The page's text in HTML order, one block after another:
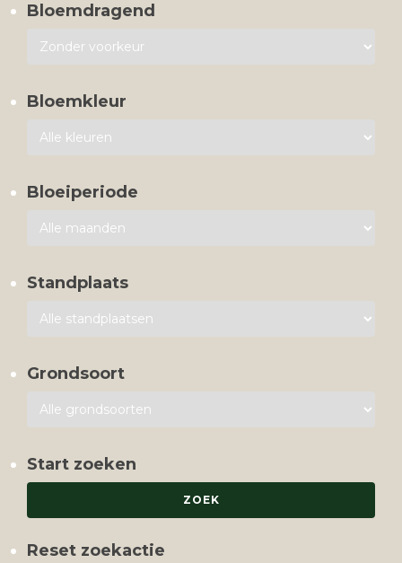
Bloemdragend
Bloemkleur
Bloeiperiode
Standplaats
Grondsoort
Start zoeken
Reset zoekactie